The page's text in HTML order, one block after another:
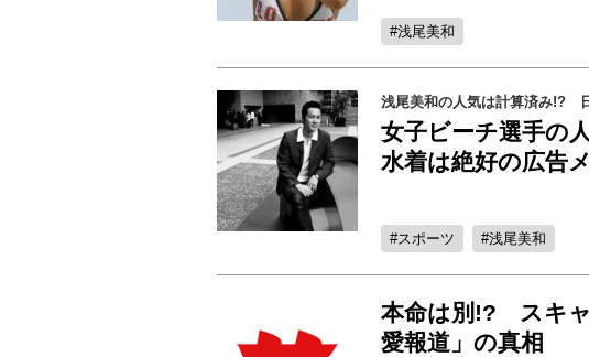
浅尾美和
浅尾美和の人気は計算済み!?
女子ビーチ選手の
水着は絶好の広告
スポーツ 浅尾美和
本命は別!? スキャ
愛報道」の真相